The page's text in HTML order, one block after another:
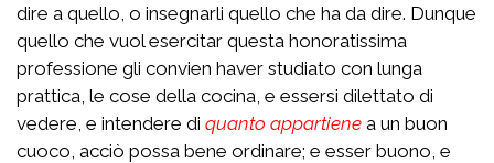
dire a quello, o insegnarli quello che ha da dire. Dunque
quello che vuol esercitar questa honoratissima
professione gli convien haver studiato con lunga
prattica, le cose della cocina, e essersi dilettato di
vedere, e intendere di quanto appartiene a un buon
cuoco, acciò possa bene ordinare; e esser buono, e